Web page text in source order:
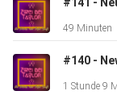
Eure Anna und
49 Minuten
1 Stunde 9